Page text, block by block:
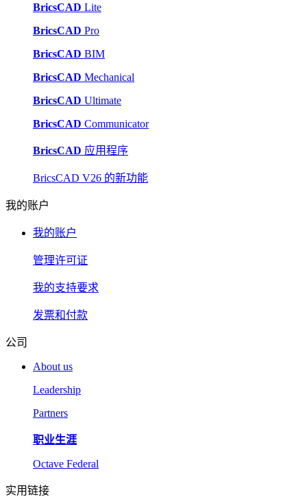
BricsCAD Lite
BricsCAD Pro
BricsCAD BIM
BricsCAD Mechanical
BricsCAD Ultimate
BricsCAD Communicator
BricsCAD 应用程序
BricsCAD V26 的新功能
我的账户
我的账户
管理许可证
我的支持要求
发票和付款
公司
About us
Leadership
Partners
职业生涯
Octave Federal
实用链接